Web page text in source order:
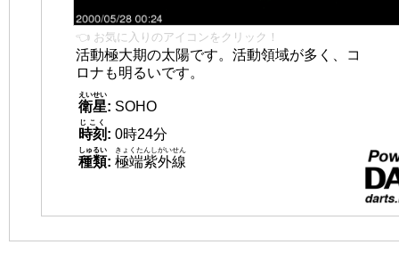
👈 お気に入りのアイコンをクリック！
活動極大期の太陽です。活動領域が多く、コ
ロナも明るいです。
衛星
えいせい
: SOHO
時刻
じこく
: 0時24分
種類
しゅるい
: 極端紫外線
きょくたんしがいせん